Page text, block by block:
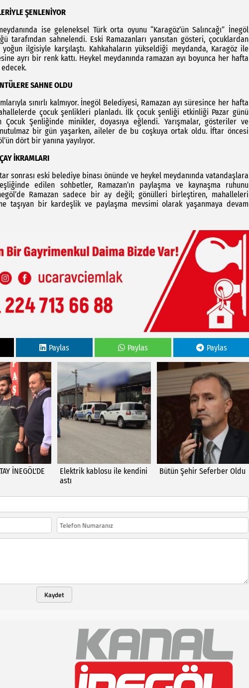
ŞENLENİYOR
ise geleneksel Türk orta oyunu “Karagöz’ün Salıncağı” İnegöl
tarafından sahnelendi. Eski Ramazanları yansıtan gösteri, çocuklardan
ilgisiyle karşılaştı. Kahkahaların yükseldiği meydanda, Karagöz ile
ayrı bir renk kattı. Heykel meydanında ramazan ayı boyunca her hafta
SAHNE OLDU
sınırlı kalmıyor. İnegöl Belediyesi, Ramazan ayı süresince her hafta
çocuk şenlikleri planladı. İlk çocuk şenliği etkinliği Pazar günü
Çocuk Şenliğinde minikler, doyasıya eğlendi. Yarışmalar, gösteriler ve
bir gün yaşarken, aileler de bu coşkuya ortak oldu. İftar öncesi
dört bir yanına yayılıyor.
İKRAMLARI
sonrası eski belediye binası önünde ve heykel meydanında vatandaşlara
edilen sohbetler, Ramazan’ın paylaşma ve kaynaşma ruhunu
Ramazan sadece bir ay değil; gönülleri birleştiren, mahalleleri
taşıyan bir kardeşlik ve paylaşma mevsimi olarak yaşanmaya devam
Paylas Paylas Paylas
İNEGÖL'DE
Elektrik kablosu ile kendini
astı
Bütün Şehir Seferber Oldu
Kaydet